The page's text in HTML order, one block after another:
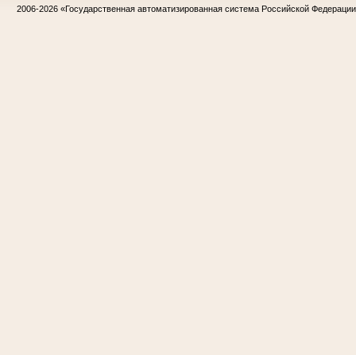
2006-2026 «Государственная автоматизированная система Российской